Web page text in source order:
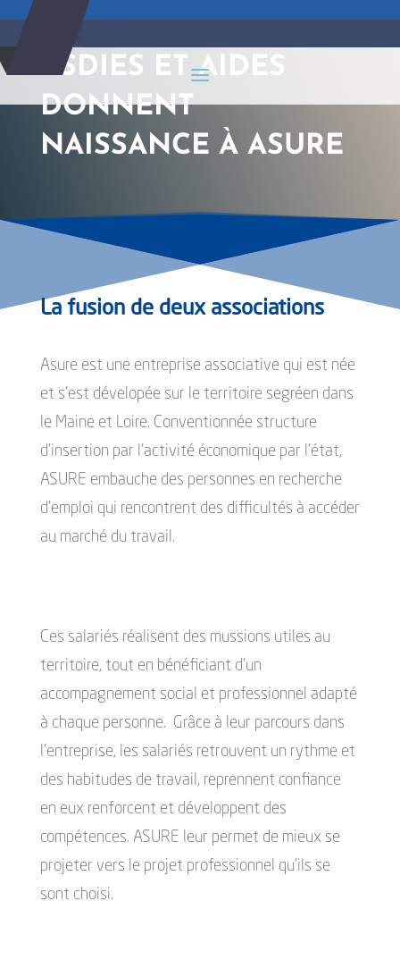
ASDIES ET AIDES
DONNENT
NAISSANCE À ASURE
La fusion de deux associations
Asure est une entreprise associative qui est née
et s’est dévelopée sur le territoire segréen dans
le Maine et Loire. Conventionnée structure
d’insertion par l’activité économique par l’état,
ASURE embauche des personnes en recherche
d’emploi qui rencontrent des difficultés à accéder
au marché du travail.
Ces salariés réalisent des mussions utiles au
territoire, tout en bénéficiant d’un
accompagnement social et professionnel adapté
à chaque personne. Grâce à leur parcours dans
l’entreprise, les salariés retrouvent un rythme et
des habitudes de travail, reprennent confiance
en eux renforcent et développent des
compétences. ASURE leur permet de mieux se
projeter vers le projet professionnel qu’ils se
sont choisi.